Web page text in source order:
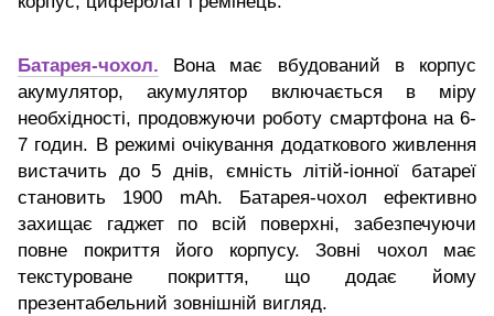
Батарея-чохол.
Вона має вбудований в корпус
акумулятор, акумулятор включається в міру
необхідності, продовжуючи роботу смартфона на 6-
7 годин. В режимі очікування додаткового живлення
вистачить до 5 днів, ємність літій-іонної батареї
становить 1900 mAh. Батарея-чохол ефективно
захищає гаджет по всій поверхні, забезпечуючи
повне покриття його корпусу. Зовні чохол має
текстуроване покриття, що додає йому
презентабельний зовнішній вигляд.